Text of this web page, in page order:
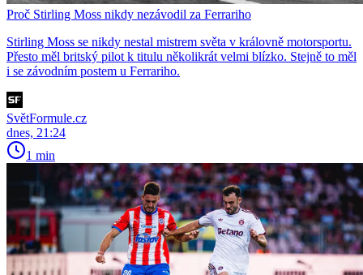
Proč Stirling Moss nikdy nezávodil za Ferrariho
Stirling Moss se nikdy nestal mistrem světa v královně motorsportu.
Přesto měl britský pilot k titulu několikrát velmi blízko. Stejně to měl
i se závodním postem u Ferrariho.
SvětFormule.cz
dnes, 21:24
1 min